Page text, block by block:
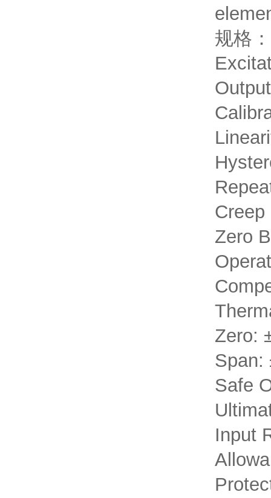
规格：
Zero
Zero:
Span:
Safe
Input